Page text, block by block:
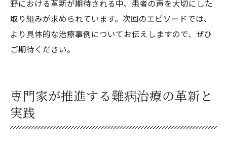
野における革新が期待される中、患者の声を大切にした
取り組みが求められています。次回のエピソードでは、
より具体的な治療事例についてお伝えしますので、ぜひ
ご期待ください。
専門家が推進する難病治療の革新と
実践